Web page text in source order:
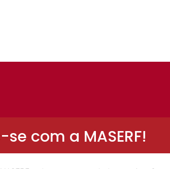
com a MASERF!